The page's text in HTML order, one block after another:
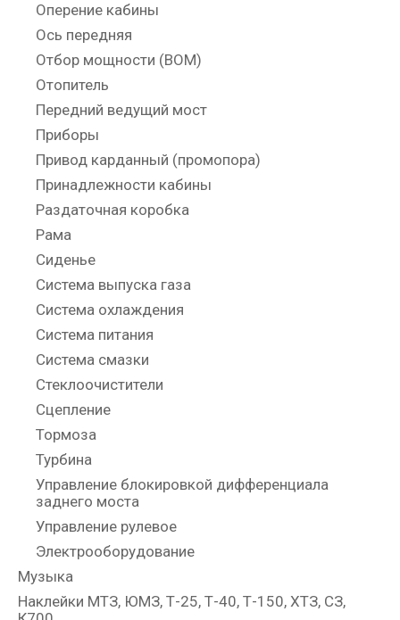
Оперение кабины
Ось передняя
Отбор мощности (ВОМ)
Отопитель
Передний ведущий мост
Приборы
Привод карданный (промопора)
Принадлежности кабины
Раздаточная коробка
Рама
Сиденье
Система выпуска газа
Система охлаждения
Система питания
Система смазки
Стеклоочистители
Сцепление
Тормоза
Турбина
Управление блокировкой дифференциала
заднего моста
Управление рулевое
Электрооборудование
Музыка
Наклейки МТЗ, ЮМЗ, Т-25, Т-40, Т-150, ХТЗ, СЗ,